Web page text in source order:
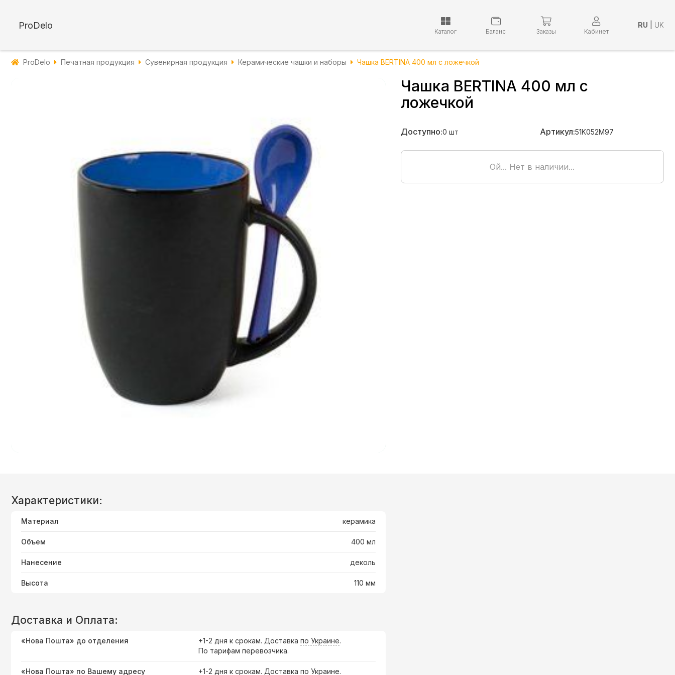
ProDelo
Каталог Баланс Заказы Кабинет
RU UK
ProDelo Печатная продукция Сувенирная продукция Керамические чашки и наборы Чашка BERTINA 400 мл с ложечкой
Чашка BERTINA 400 мл с
ложечкой
Доступно:0 шт Артикул:51K052M97
Ой... Нет в наличии...
Характеристики:
Материал керамика
Объем 400 мл
Нанесение деколь
Высота 110 мм
Доставка и Оплата:
«Нова Пошта» до отделения +1-2 дня к срокам. Доставка по Украине.
По тарифам перевозчика.
«Нова Пошта» по Вашему адресу +1-2 дня к срокам. Доставка по Украине.